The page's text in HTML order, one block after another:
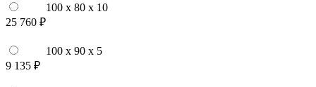
100 x 80 x 10
25 760 ₽
100 x 90 x 5
9 135 ₽